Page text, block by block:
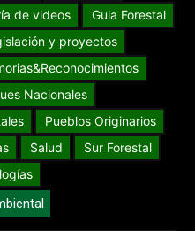
de videos
Guia Forestal
y proyectos
Nacionales
Pueblos Originarios
Salud
Sur Forestal